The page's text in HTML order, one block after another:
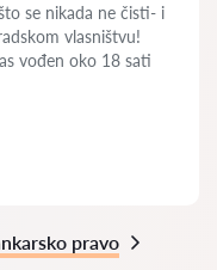
se nikada ne čisti- i
vlasništvu!
vođen oko 18 sati
pravo